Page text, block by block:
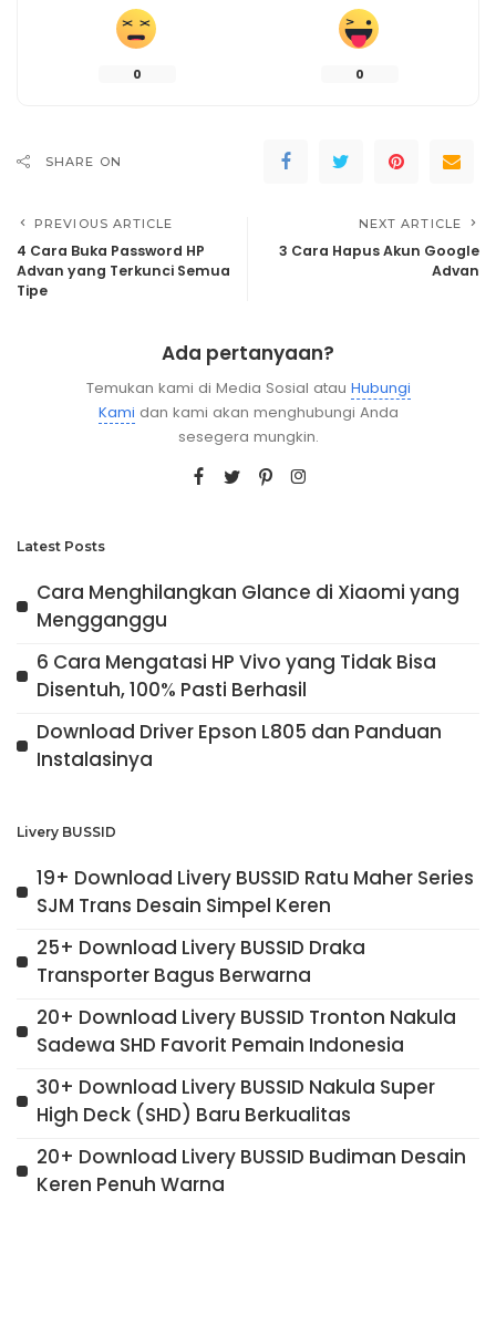
0 0
SHARE ON
PREVIOUS ARTICLE
4 Cara Buka Password HP
Advan yang Terkunci Semua
Tipe
NEXT ARTICLE
3 Cara Hapus Akun Google
Advan
Ada pertanyaan?
Temukan kami di Media Sosial atau Hubungi
Kami dan kami akan menghubungi Anda
sesegera mungkin.
Latest Posts
Cara Menghilangkan Glance di Xiaomi yang
Mengganggu
6 Cara Mengatasi HP Vivo yang Tidak Bisa
Disentuh, 100% Pasti Berhasil
Download Driver Epson L805 dan Panduan
Instalasinya
Livery BUSSID
19+ Download Livery BUSSID Ratu Maher Series
SJM Trans Desain Simpel Keren
25+ Download Livery BUSSID Draka
Transporter Bagus Berwarna
20+ Download Livery BUSSID Tronton Nakula
Sadewa SHD Favorit Pemain Indonesia
30+ Download Livery BUSSID Nakula Super
High Deck (SHD) Baru Berkualitas
20+ Download Livery BUSSID Budiman Desain
Keren Penuh Warna